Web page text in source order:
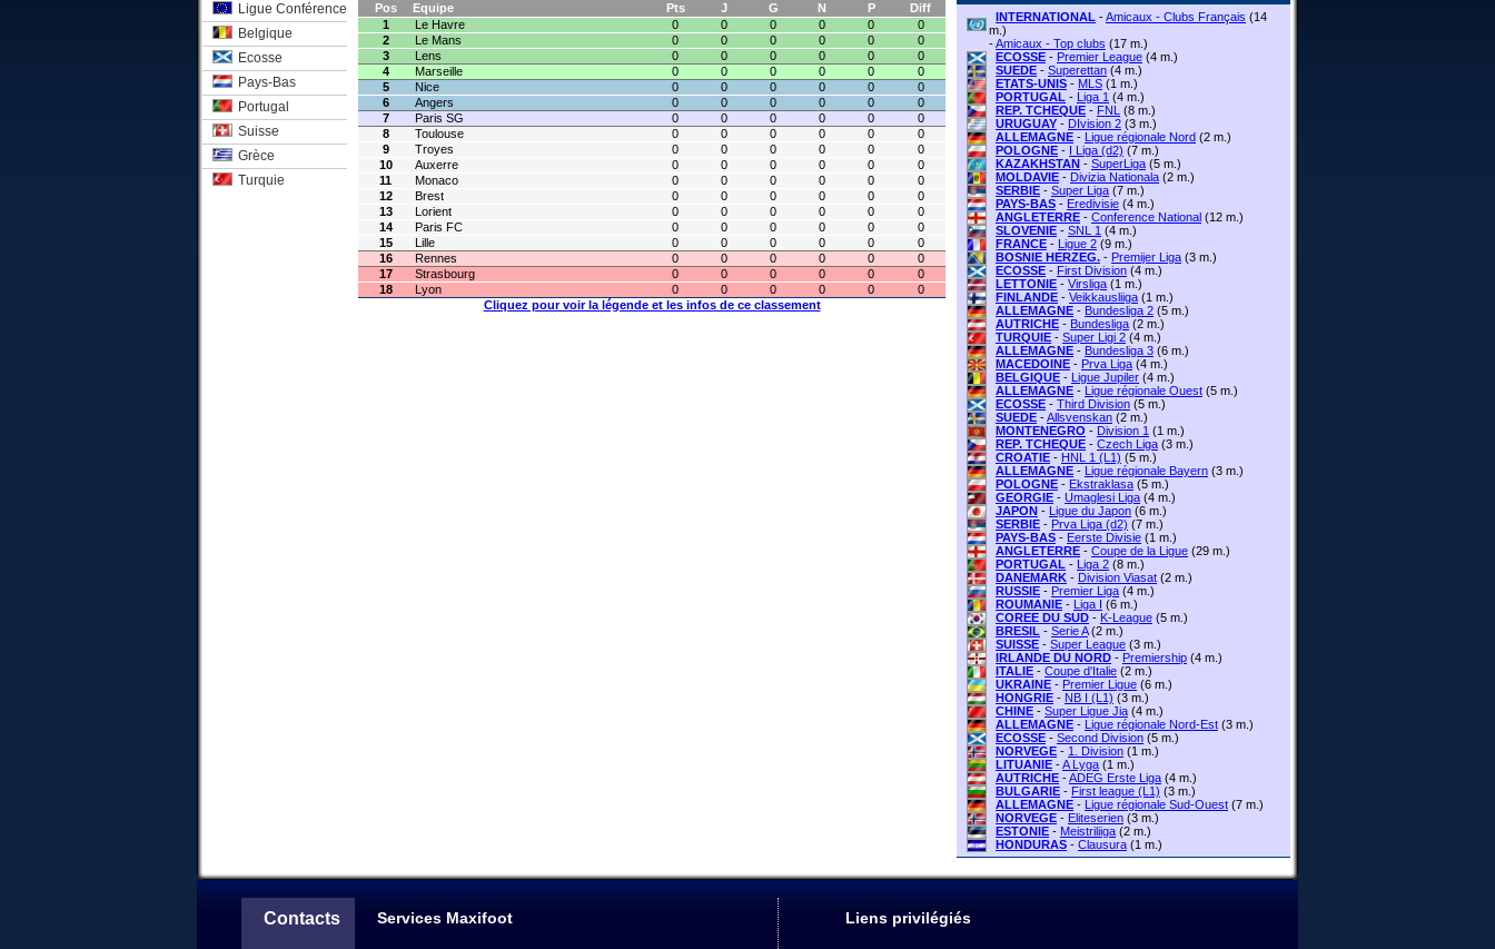
Ligue Conférence
Belgique
Ecosse
Pays-Bas
Portugal
Suisse
Grèce
Turquie
Pos Equipe Pts J G N P
Diff
1
Le Havre 0 0 0 0 0
0
2
Le Mans 0 0 0 0 0
0
3
Lens 0 0 0 0 0
0
4
Marseille 0 0 0 0 0
0
5
Nice 0 0 0 0 0
0
6
Angers 0 0 0 0 0
0
7
Paris SG 0 0 0 0 0
0
8
Toulouse 0 0 0 0 0
0
9
Troyes 0 0 0 0 0
0
10
Auxerre 0 0 0 0 0
0
11
Monaco 0 0 0 0 0
0
12
Brest 0 0 0 0 0
0
13
Lorient 0 0 0 0 0
0
14
Paris FC 0 0 0 0 0
0
15
Lille 0 0 0 0 0
0
16
Rennes 0 0 0 0 0
0
17
Strasbourg 0 0 0 0 0
0
18
Lyon 0 0 0 0 0
0
Cliquez pour voir la légende et les infos de ce classement
INTERNATIONAL -Amicaux - Clubs Français (14
m.)
-Amicaux - Top clubs (17 m.)
ECOSSE - Premier League (4 m.)
SUEDE - Superettan (4 m.)
ETATS-UNIS - MLS (1 m.)
PORTUGAL - Liga 1 (4 m.)
REP. TCHEQUE - FNL (8 m.)
URUGUAY - DIvision 2 (3 m.)
ALLEMAGNE - Ligue régionale Nord (2 m.)
POLOGNE - I Liga (d2) (7 m.)
KAZAKHSTAN - SuperLiga (5 m.)
MOLDAVIE - Divizia Nationala (2 m.)
SERBIE - Super Liga (7 m.)
PAYS-BAS - Eredivisie (4 m.)
ANGLETERRE - Conference National (12 m.)
SLOVENIE - SNL 1 (4 m.)
FRANCE - Ligue 2 (9 m.)
BOSNIE HERZEG. - Premijer Liga (3 m.)
ECOSSE - First Division (4 m.)
LETTONIE - Virsliga (1 m.)
FINLANDE - Veikkausliiga (1 m.)
ALLEMAGNE - Bundesliga 2 (5 m.)
AUTRICHE - Bundesliga (2 m.)
TURQUIE - Super Ligi 2 (4 m.)
ALLEMAGNE - Bundesliga 3 (6 m.)
MACEDOINE - Prva Liga (4 m.)
BELGIQUE - Ligue Jupiler (4 m.)
ALLEMAGNE - Ligue régionale Ouest (5 m.)
ECOSSE - Third Division (5 m.)
SUEDE -Allsvenskan (2 m.)
MONTENEGRO - Division 1 (1 m.)
REP. TCHEQUE - Czech Liga (3 m.)
CROATIE - HNL 1 (L1) (5 m.)
ALLEMAGNE - Ligue régionale Bayern (3 m.)
POLOGNE - Ekstraklasa (5 m.)
GEORGIE - Umaglesi Liga (4 m.)
JAPON - Ligue du Japon (6 m.)
SERBIE - Prva Liga (d2) (7 m.)
PAYS-BAS - Eerste Divisie (1 m.)
ANGLETERRE - Coupe de la Ligue (29 m.)
PORTUGAL - Liga 2 (8 m.)
DANEMARK - Division Viasat (2 m.)
RUSSIE - Premier Liga (4 m.)
ROUMANIE - Liga I (6 m.)
COREE DU SUD - K-League (5 m.)
BRESIL - Serie A(2 m.)
SUISSE - Super League (3 m.)
IRLANDE DU NORD - Premiership (4 m.)
ITALIE - Coupe d'Italie (2 m.)
UKRAINE - Premier Ligue (6 m.)
HONGRIE - NB I (L1) (3 m.)
CHINE - Super Ligue Jia (4 m.)
ALLEMAGNE - Ligue régionale Nord-Est (3 m.)
ECOSSE - Second Division (5 m.)
NORVEGE - 1. Division (1 m.)
LITUANIE -A Lyga (1 m.)
AUTRICHE -ADEG Erste Liga (4 m.)
BULGARIE - First league (L1) (3 m.)
ALLEMAGNE - Ligue régionale Sud-Ouest (7 m.)
NORVEGE - Eliteserien (3 m.)
ESTONIE - Meistriliiga (2 m.)
HONDURAS - Clausura (1 m.)
Contacts Services Maxifoot Liens privilégiés